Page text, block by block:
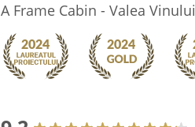
A Frame Cabin - Valea Vinului